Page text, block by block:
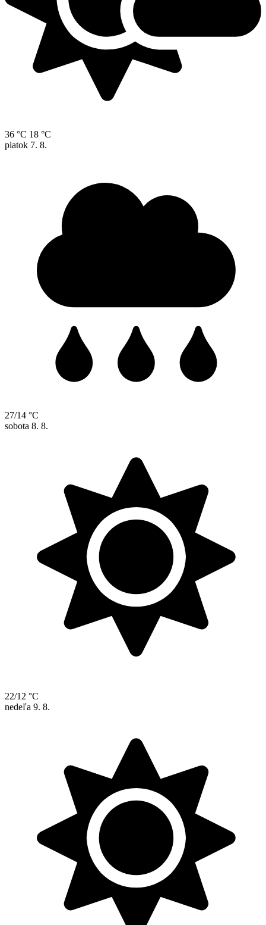
36 °C 18 °C
piatok 7. 8.
27/14 °C
sobota 8. 8.
22/12 °C
nedeľa 9. 8.